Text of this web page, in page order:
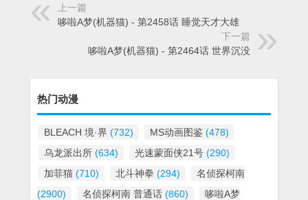
上一篇
哆啦A梦(机器猫) - 第2458话 睡觉天才大雄
下一篇
哆啦A梦(机器猫) - 第2464话 世界沉没
热门动漫
BLEACH 境·界 (732) MS动画图鉴 (478)
乌龙派出所 (634) 光速蒙面侠21号 (290)
加菲猫 (710) 北斗神拳 (294)
名侦探柯南
(2900)
名侦探柯南 普通话 (860)
哆啦A梦